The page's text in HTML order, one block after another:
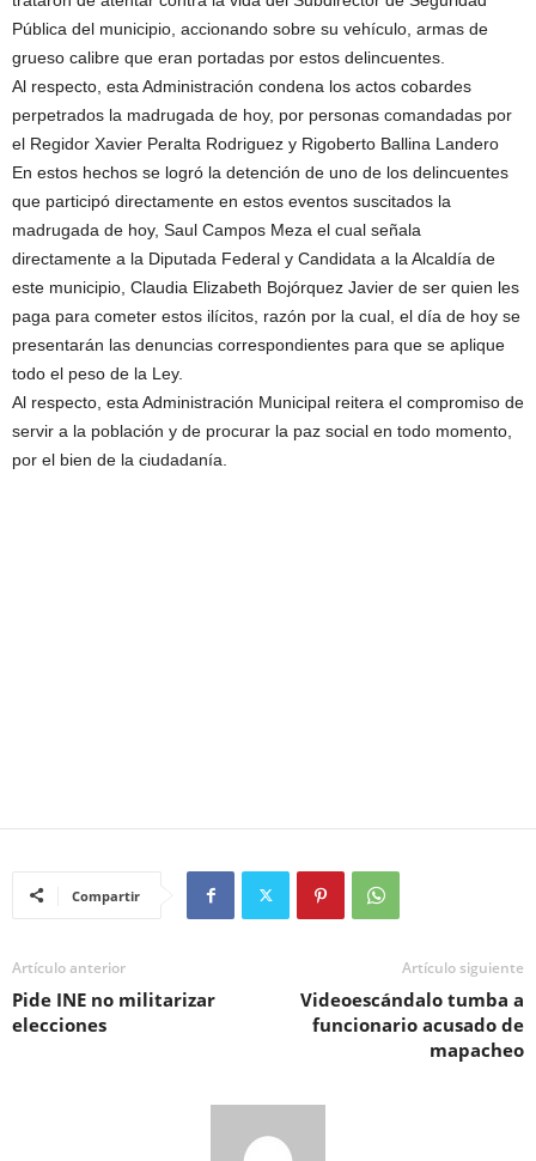
Pública del municipio, accionando sobre su vehículo, armas de
grueso calibre que eran portadas por estos delincuentes.
Al respecto, esta Administración condena los actos cobardes
perpetrados la madrugada de hoy, por personas comandadas por
el Regidor Xavier Peralta Rodriguez y Rigoberto Ballina Landero
En estos hechos se logró la detención de uno de los delincuentes
que participó directamente en estos eventos suscitados la
madrugada de hoy, Saul Campos Meza el cual señala
directamente a la Diputada Federal y Candidata a la Alcaldía de
este municipio, Claudia Elizabeth Bojórquez Javier de ser quien les
paga para cometer estos ilícitos, razón por la cual, el día de hoy se
presentarán las denuncias correspondientes para que se aplique
todo el peso de la Ley.
Al respecto, esta Administración Municipal reitera el compromiso de
servir a la población y de procurar la paz social en todo momento,
por el bien de la ciudadanía.
Compartir
Artículo anterior
Pide INE no militarizar
elecciones
Artículo siguiente
Videoescándalo tumba a
funcionario acusado de
mapacheo